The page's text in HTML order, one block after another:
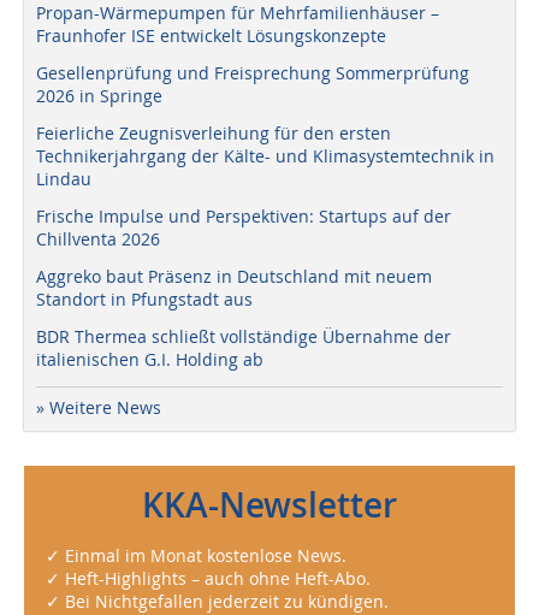
Propan-Wärmepumpen für Mehrfamilienhäuser –
Fraunhofer ISE entwickelt Lösungskonzepte
Gesellenprüfung und Freisprechung Sommerprüfung
2026 in Springe
Feierliche Zeugnisverleihung für den ersten
Technikerjahrgang der Kälte- und Klimasystemtechnik in
Lindau
Frische Impulse und Perspektiven: Startups auf der
Chillventa 2026
Aggreko baut Präsenz in Deutschland mit neuem
Standort in Pfungstadt aus
BDR Thermea schließt vollständige Übernahme der
italienischen G.I. Holding ab
» Weitere News
KKA-Newsletter
✓ Einmal im Monat kostenlose News.
✓ Heft-Highlights – auch ohne Heft-Abo.
✓ Bei Nichtgefallen jederzeit zu kündigen.